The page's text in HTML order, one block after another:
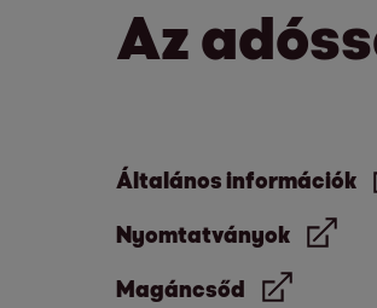
Az
Általános információk
Nyomtatványok
Magáncsőd